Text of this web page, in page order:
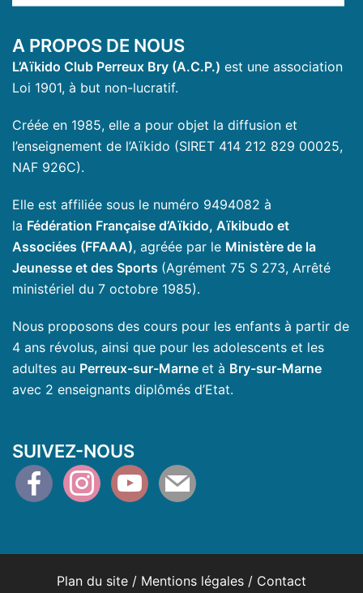
A PROPOS DE NOUS
L’Aïkido Club Perreux Bry (A.C.P.) est une association
Loi 1901, à but non-lucratif.
Créée en 1985, elle a pour objet la diffusion et
l’enseignement de l’Aïkido (SIRET 414 212 829 00025,
NAF 926C).
Elle est affiliée sous le numéro 9494082 à
la Fédération Française d’Aïkido, Aïkibudo et
Associées (FFAAA), agréée par le Ministère de la
Jeunesse et des Sports (Agrément 75 S 273, Arrêté
ministériel du 7 octobre 1985).
Nous proposons des cours pour les enfants à partir de
4 ans révolus, ainsi que pour les adolescents et les
adultes au Perreux-sur-Marne et à Bry-sur-Marne
avec 2 enseignants diplômés d’Etat.
SUIVEZ-NOUS
facebookinstagramyoutubemail
Plan du site / Mentions légales / Contact